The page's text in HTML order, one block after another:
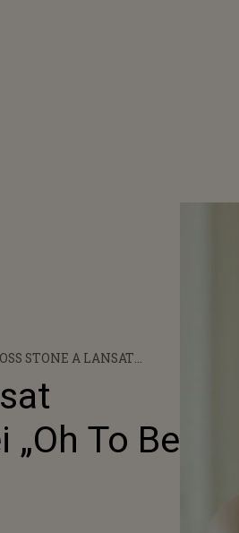
STONE A LANSAT
LOVED BY YOU”
To Be